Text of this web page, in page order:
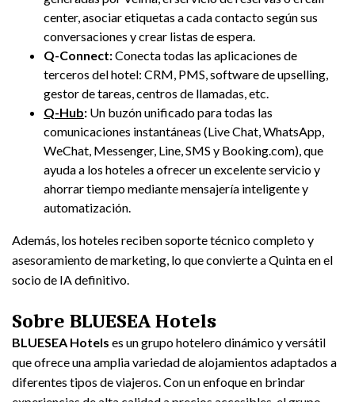
center, asociar etiquetas a cada contacto según sus
conversaciones y crear listas de espera.
Q-Connect:Conecta todas las aplicaciones de
terceros del hotel: CRM, PMS, software de upselling,
gestor de tareas, centros de llamadas, etc.
Q-Hub: Un buzón unificado para todas las
comunicaciones instantáneas (Live Chat, WhatsApp,
WeChat, Messenger, Line, SMS y Booking.com), que
ayuda a los hoteles a ofrecer un excelente servicio y
ahorrar tiempo mediante mensajería inteligente y
automatización.
Además, los hoteles reciben soporte técnico completo y
asesoramiento de marketing, lo que convierte a Quinta en el
socio de IA definitivo.
Sobre BLUESEA Hotels
BLUESEA Hotels es un grupo hotelero dinámico y versátil
que ofrece una amplia variedad de alojamientos adaptados a
diferentes tipos de viajeros. Con un enfoque en brindar